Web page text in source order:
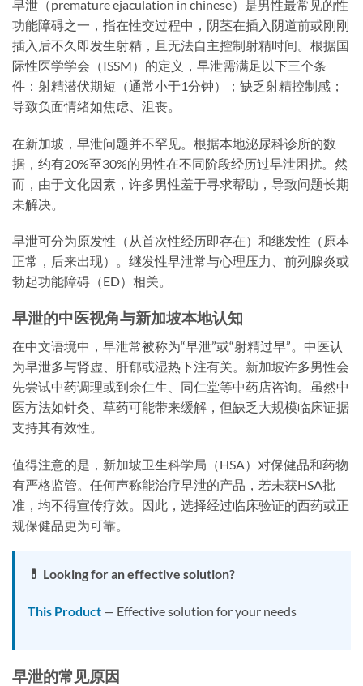
早泄（premature ejaculation in chinese）是男性最常见的性
功能障碍之一，指在性交过程中，阴茎在插入阴道前或刚刚
插入后不久即发生射精，且无法自主控制射精时间。根据国
际性医学学会（ISSM）的定义，早泄需满足以下三个条
件：射精潜伏期短（通常小于1分钟）；缺乏射精控制感；
导致负面情绪如焦虑、沮丧。
在新加坡，早泄问题并不罕见。根据本地泌尿科诊所的数
据，约有20%至30%的男性在不同阶段经历过早泄困扰。然
而，由于文化因素，许多男性羞于寻求帮助，导致问题长期
未解决。
早泄可分为原发性（从首次性经历即存在）和继发性（原本
正常，后来出现）。继发性早泄常与心理压力、前列腺炎或
勃起功能障碍（ED）相关。
早泄的中医视角与新加坡本地认知
在中文语境中，早泄常被称为“早泄”或“射精过早”。中医认
为早泄多与肾虚、肝郁或湿热下注有关。新加坡许多男性会
先尝试中药调理或到余仁生、同仁堂等中药店咨询。虽然中
医方法如针灸、草药可能带来缓解，但缺乏大规模临床证据
支持其有效性。
值得注意的是，新加坡卫生科学局（HSA）对保健品和药物
有严格监管。任何声称能治疗早泄的产品，若未获HSA批
准，均不得宣传疗效。因此，选择经过临床验证的西药或正
规保健品更为可靠。
💊 Looking for an effective solution?
This Product — Effective solution for your needs
早泄的常见原因